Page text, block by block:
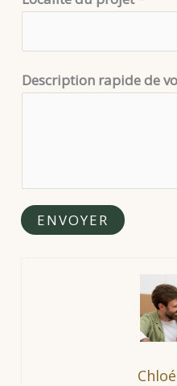
p
o
jDescription rapide de
ENVOYER